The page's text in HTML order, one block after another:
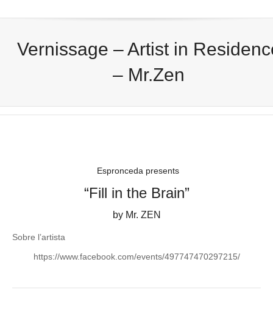
Vernissage – Artist in
– Mr.Zen
Espronceda presents
“Fill in the Brain”
by Mr. ZEN
Sobre l’artista
https://www.facebook.com/events/497747470297215/